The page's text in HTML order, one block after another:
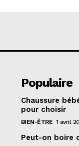
Populaire
Chaussure
pour choisir
BIEN-ÊTRE 1 avril
Peut-on boire